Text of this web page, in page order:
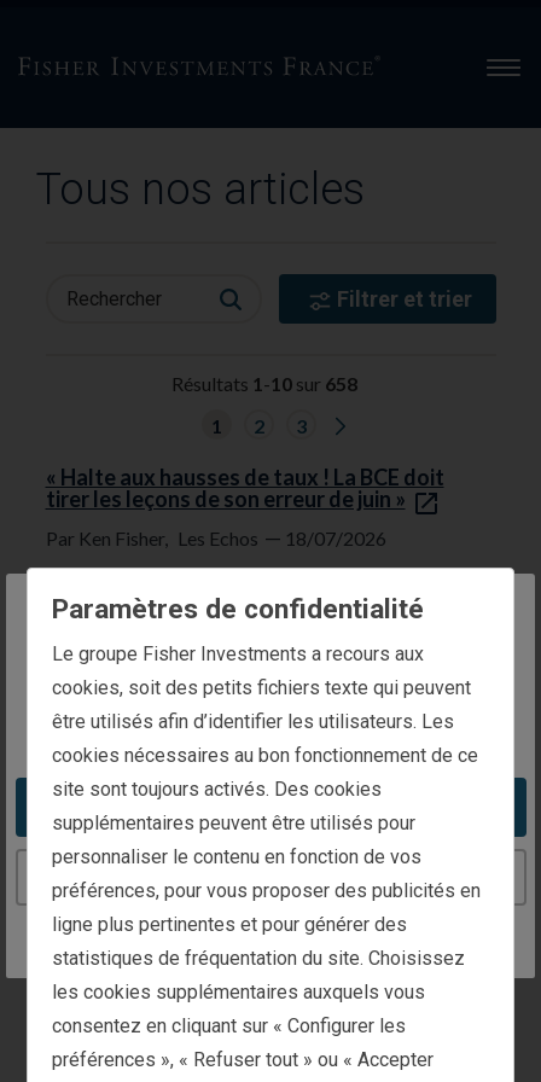
The website you are trying to reach is
intended for investors in France
You appear to be in the United States
Take me to the United States website
Tous nos articles
Rechercher Filtrer et trier
Résultats 1 -10 sur 658
1
2 3
o
n
e
x
t
r
s
u
t
s
p
a
e
.
« Halte aux hausses de taux ! La BCE doit
tirer les leçons de son erreur de juin »
Par Ken Fisher, Les Echos — 18/07/2026
relevant ses taux en juin, estime l'investisseur Ken
Fisher. Si cela ne suffira pas à plomber la croissance du
Vieux continent, persévérer dans cette voie pourrait
s'avérer fatal pour les économies de la zone euro.
SpaceX, OpenAI, Anthropic : le miroir aux
alouettes des méga-introductions en
Bourse
Par Ken Fisher, L'Opinion —01/07/2026
Dans l’investissement, la réussite est le fruit de la
patience et de la discipline; c’est un cheminement
progressif, et non un mécanisme qui permet de
s’enrichir rapidement
Paramètres de confidentialité
Le groupe Fisher Investments a recours aux
cookies, soit des petits fichiers texte qui peuvent
être utilisés afin d’identifier les utilisateurs. Les
cookies nécessaires au bon fonctionnement de ce
site sont toujours activés. Des cookies
supplémentaires peuvent être utilisés pour
personnaliser le contenu en fonction de vos
préférences, pour vous proposer des publicités en
ligne plus pertinentes et pour générer des
statistiques de fréquentation du site. Choisissez
les cookies supplémentaires auxquels vous
consentez en cliquant sur « Configurer les
préférences », « Refuser tout » ou « Accepter